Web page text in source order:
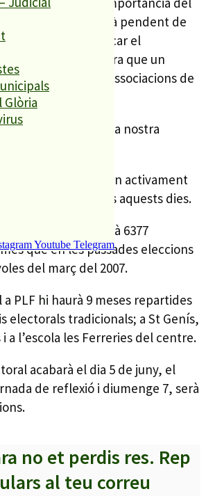
Glòria
Youtube Telegram
porta a porta i està pendent de
popular per explicar el
setmana s’espera que un
visiti a les associacions de
cap acte polític a la nostra
locals participaran activament
de cartells electorals aquests dies.
7 de juny, PLF tindrà 6377
que en les passades eleccions
del març del 2007.
a PLF hi haurà 9 meses repartides
electorals tradicionals; a St Genís,
a l’escola les Ferreries del centre.
acabarà el dia 5 de juny, el
de reflexió i diumenge 7, serà
no et perdis res. Rep
al teu correu